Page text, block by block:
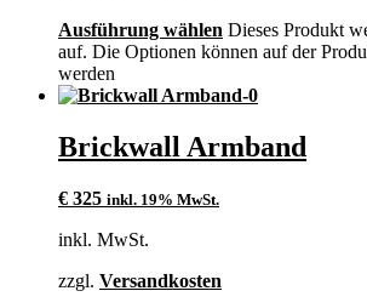
Ausführung wählen Dieses Produkt
auf. Die Optionen können auf der
werden
Brickwall Armband
€ 325 inkl. 19% MwSt.
inkl. MwSt.
zzgl. Versandkosten